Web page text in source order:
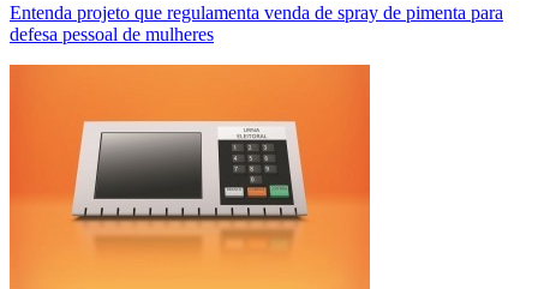
Entenda projeto que regulamenta venda de spray de pimenta para
defesa pessoal de mulheres